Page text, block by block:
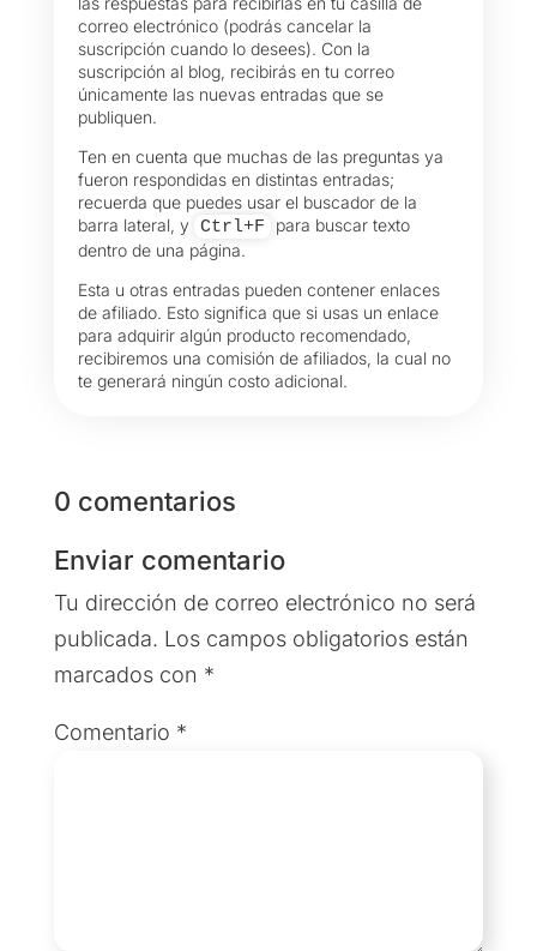
correo electrónico (podrás cancelar la
suscripción cuando lo desees). Con la
suscripción al blog, recibirás en tu correo
únicamente las nuevas entradas que se
publiquen.
Ten en cuenta que muchas de las preguntas ya
fueron respondidas en distintas entradas;
recuerda que puedes usar el buscador de la
barra lateral, y Ctrl+F
para buscar texto
dentro de una página.
Esta u otras entradas pueden contener enlaces
de afiliado. Esto significa que si usas un enlace
para adquirir algún producto recomendado,
recibiremos una comisión de afiliados, la cual no
te generará ningún costo adicional.
0 comentarios
Enviar comentario
Tu dirección de correo electrónico no será
publicada. Los campos obligatorios están
marcados con *
Comentario *